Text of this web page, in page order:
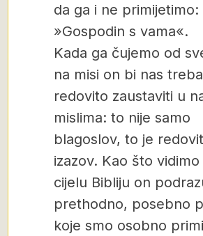
da ga i ne primijetimo:
»Gospodin s vama«.
Kada ga čujemo od
na misi on bi nas
redovito zaustaviti u
mislima: to nije samo
blagoslov, to je
izazov. Kao što
cijelu Bibliju on
prethodno, posebno
koje smo osobno